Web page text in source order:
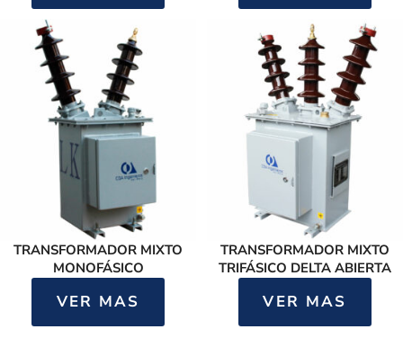
TRANSFORMADOR MIXTO
MONOFÁSICO
VER MAS
TRANSFORMADOR MIXTO
TRIFÁSICO DELTA ABIERTA
VER MAS